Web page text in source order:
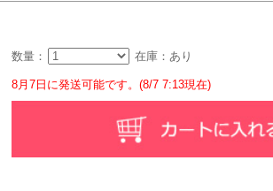
数量： 在庫：あり
8月7日に発送可能です。(8/7 7:13現在)